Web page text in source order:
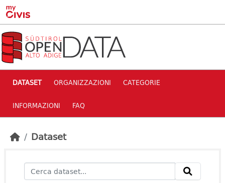
Skip to main content
DATASET ORGANIZZAZIONI CATEGORIE
INFORMAZIONI FAQ
Dataset